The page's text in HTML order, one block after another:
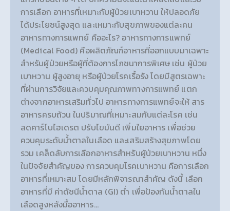
การเลือก อาหารที่เหมาะกับผู้ป่วยเบาหวาน ให้ปลอดภัย
ได้ประโยชน์สูงสุด และเหมาะกับสุขภาพของแต่ละคน
อาหารทางการแพทย์ คืออะไร? อาหารทางการแพทย์
(Medical Food) คือผลิตภัณฑ์อาหารที่ออกแบบมาเฉพาะ
สำหรับผู้ป่วยหรือผู้ที่ต้องการโภชนาการพิเศษ เช่น ผู้ป่วย
เบาหวาน ผู้สูงอายุ หรือผู้ป่วยโรคเรื้อรัง โดยมีสูตรเฉพาะ
ที่ผ่านการวิจัยและควบคุมคุณภาพทางการแพทย์ แตก
ต่างจากอาหารเสริมทั่วไป อาหารทางการแพทย์จะให้ สาร
อาหารครบถ้วน ในปริมาณที่เหมาะสมกับแต่ละโรค เช่น
ลดคาร์โบไฮเดรต ปรับไขมันดี เพิ่มใยอาหาร เพื่อช่วย
ควบคุมระดับน้ำตาลในเลือด และเสริมสร้างสุขภาพโดย
รวม เคล็ดลับการเลือกอาหารสำหรับผู้ป่วยเบาหวาน หนึ่ง
ในปัจจัยสำคัญของ การควบคุมโรคเบาหวาน คือการเลือก
อาหารที่เหมาะสม โดยมีหลักพิจารณาสำคัญ ดังนี้ เลือก
อาหารที่มี ค่าดัชนีน้ำตาล (GI) ต่ำ เพื่อป้องกันน้ำตาลใน
เลือดสูงหลังมื้ออาหาร…